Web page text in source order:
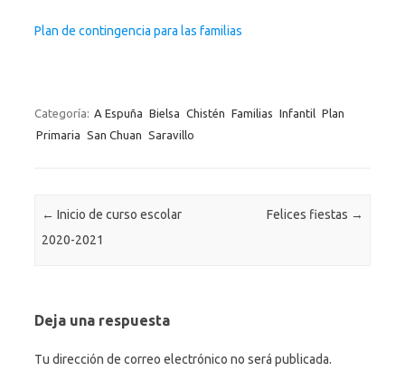
Plan de contingencia para las familias
Categoría: A Espuña Bielsa Chistén Familias Infantil Plan
Primaria San Chuan Saravillo
Navegación de entradas
← Inicio de curso escolar
2020-2021
Felices fiestas →
Deja una respuesta
Tu dirección de correo electrónico no será publicada.